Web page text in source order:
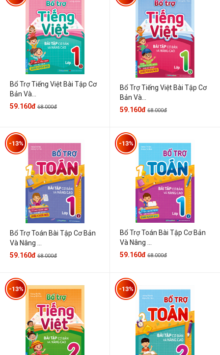
Bổ Trợ Tiếng Việt Bài Tập Cơ
Bản Và...
59.160đ 68.000đ
Bổ Trợ Tiếng Việt Bài Tập Cơ
Bản Và...
59.160đ 68.000đ
Bổ Trợ Toán Bài Tập Cơ Bản
Và Nâng ...
-13%
59.160đ 68.000đ
Bổ Trợ Toán Bài Tập Cơ Bản
Và Nâng ...
-13%
59.160đ 68.000đ
-13% -13%